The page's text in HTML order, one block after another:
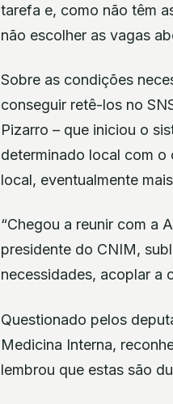
tarefa e, como não têm
não escolher as vagas
Sobre as condições
conseguir retê-los no
Pizarro – que iniciou o
determinado local com o
local, eventualmente
“Chegou a reunir com a
presidente do CNIM,
necessidades, acoplar a
Questionado pelos
Medicina Interna,
lembrou que estas são